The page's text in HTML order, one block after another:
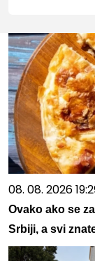
08. 08. 2026
Ovako ako se
Srbiji, a svi